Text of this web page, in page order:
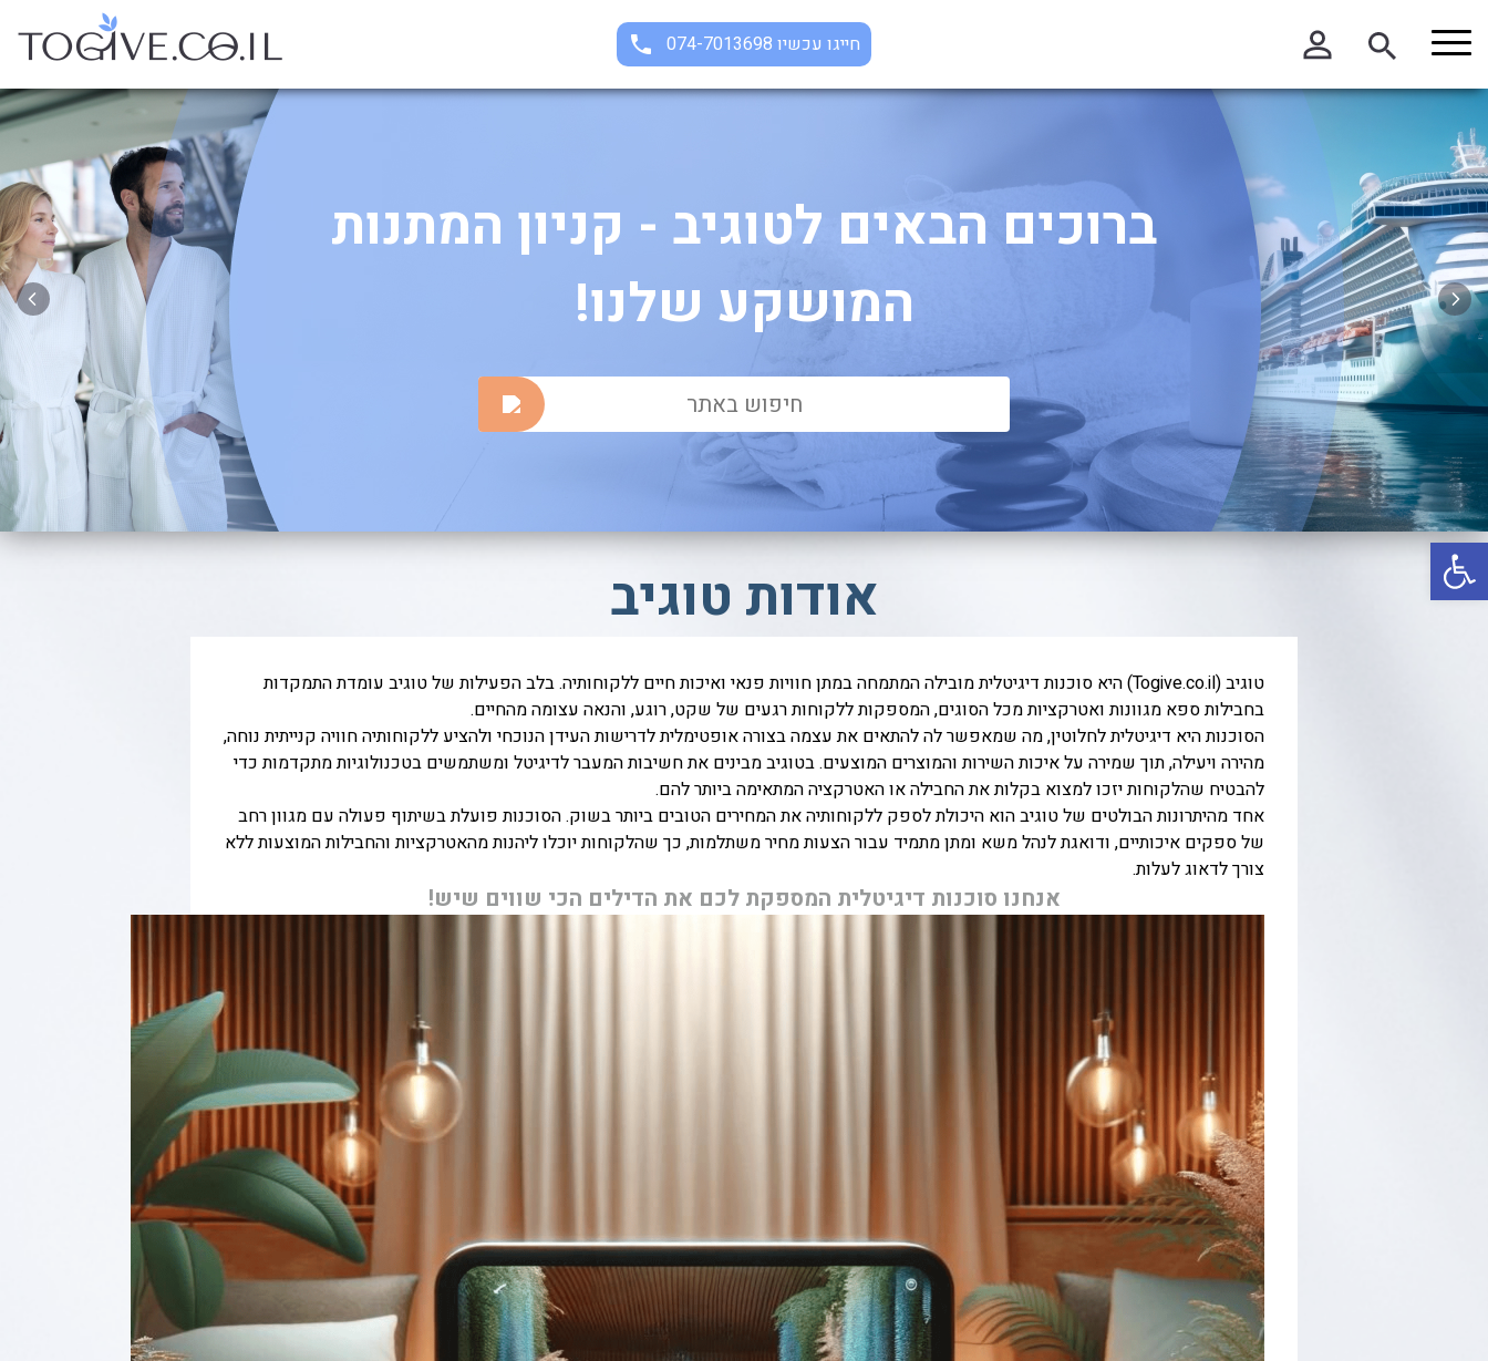
פתח סרגל נגישות
חייגו עכשיו 074-7013698
בפתח תקווה
ירושלים והסביבה
שרון והסביבה
יוון
קפריסין
אירופה
רודוס
טורקיה
אמסטרדם
תאילנד
ניו יורק
פאריז
בהוד השרון
בהרצליה
בכפר סבא
ברמת השרון
ברעננה
בנתניה
בקיסריה
חיפה
ברוכים הבאים לטוגיב - קניון המתנות
המושקע שלנו!
אודות טוגיב
טוגיב (Togive.co.il) היא סוכנות דיגיטלית מובילה המתמחה במתן חוויות פנאי ואיכות חיים ללקוחותיה. בלב הפעילות של טוגיב עומדת התמקדות
בחבילות ספא מגוונות ואטרקציות מכל הסוגים, המספקות ללקוחות רגעים של שקט, רוגע, והנאה עצומה מהחיים.
הסוכנות היא דיגיטלית לחלוטין, מה שמאפשר לה להתאים את עצמה בצורה אופטימלית לדרישות העידן הנוכחי ולהציע ללקוחותיה חוויה קנייתית נוחה,
מהירה ויעילה, תוך שמירה על איכות השירות והמוצרים המוצעים. בטוגיב מבינים את חשיבות המעבר לדיגיטל ומשתמשים בטכנולוגיות מתקדמות כדי
להבטיח שהלקוחות יזכו למצוא בקלות את החבילה או האטרקציה המתאימה ביותר להם.
אחד מהיתרונות הבולטים של טוגיב הוא היכולת לספק ללקוחותיה את המחירים הטובים ביותר בשוק. הסוכנות פועלת בשיתוף פעולה עם מגוון רחב
של ספקים איכותיים, ודואגת לנהל משא ומתן מתמיד עבור הצעות מחיר משתלמות, כך שהלקוחות יוכלו ליהנות מהאטרקציות והחבילות המוצעות ללא
צורך לדאוג לעלות.
אנחנו סוכנות דיגיטלית המספקת לכם את הדילים הכי שווים שיש!